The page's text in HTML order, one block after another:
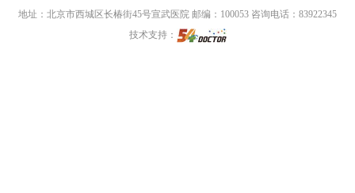
地址：北京市西城区长椿街45号宣武医院 邮编：100053 咨询电话：83922345
技术支持：